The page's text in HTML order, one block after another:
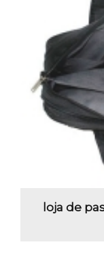
loja de